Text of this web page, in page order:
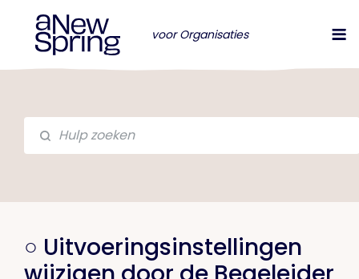
voor Organisaties
○ Uitvoeringsinstellingen